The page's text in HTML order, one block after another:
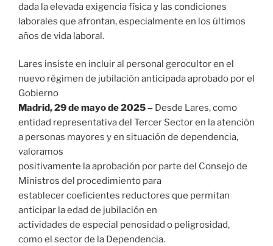
dada la elevada exigencia física y las condiciones
laborales que afrontan, especialmente en los últimos
años de vida laboral.
Lares insiste en incluir al personal gerocultor en el
nuevo régimen de jubilación anticipada aprobado por el
Gobierno
Madrid, 29 de mayo de 2025 – Desde Lares, como
entidad representativa del Tercer Sector en la atención
a personas mayores y en situación de dependencia,
valoramos
positivamente la aprobación por parte del Consejo de
Ministros del procedimiento para
establecer coeficientes reductores que permitan
anticipar la edad de jubilación en
actividades de especial penosidad o peligrosidad,
como el sector de la Dependencia.